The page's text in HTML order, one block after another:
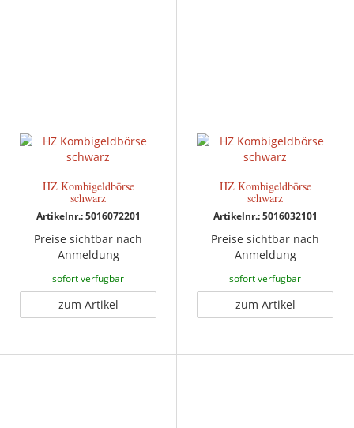
HZ Kombigeldbörse
schwarz
Artikelnr.: 5016072201
Preise sichtbar nach
Anmeldung
sofort verfügbar
zum Artikel
HZ Kombigeldbörse
schwarz
Artikelnr.: 5016032101
Preise sichtbar nach
Anmeldung
sofort verfügbar
zum Artikel